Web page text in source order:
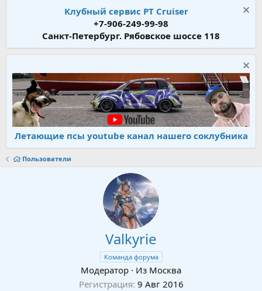
Клубный сервис PT Cruiser
+7-906-249-99-98
Санкт-Петербург. Рябовское шоссе 118
Летающие псы youtube канал нашего соклубника
Пользователи
Valkyrie
Команда форума
Модератор · Из Москва
Регистрация 9 Авг 2016